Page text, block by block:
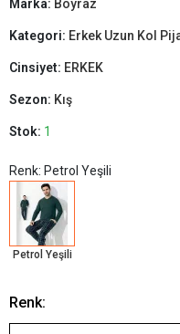
Marka: Boyraz
Kategori: Erkek Uzun Kol
Cinsiyet: ERKEK
Sezon: Kış
Stok: 1
Renk: Petrol Yeşili
Petrol Yeşili
Renk: